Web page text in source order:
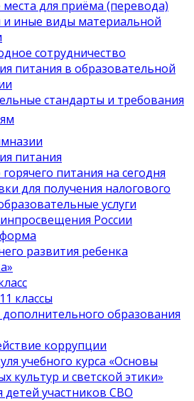
для приёма (перевода)
и иные виды материальной
сотрудничество
питания в образовательной
стандарты и требования
питания
питания на сегодня
для получения налогового
услуги
России
развития ребенка
классы
образования
коррупции
учебного курса «Основы
культур и светской этики»
детей участников СВО